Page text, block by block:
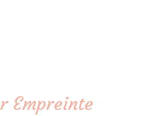
Empreinte